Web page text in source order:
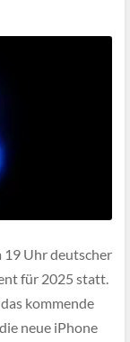
19 Uhr deutscher
für 2025 statt.
kommende
neue iPhone